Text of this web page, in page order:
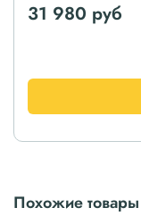
31 980 руб
Похожие товары